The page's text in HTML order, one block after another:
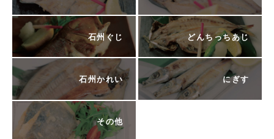
石州ぐじ どんちっちあじ
石州かれい にぎす
その他